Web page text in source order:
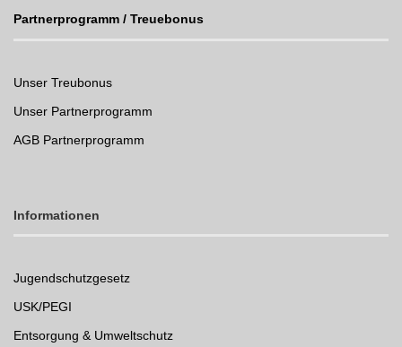
Partnerprogramm / Treuebonus
Unser Treubonus
Unser Partnerprogramm
AGB Partnerprogramm
Informationen
Jugendschutzgesetz
USK/PEGI
Entsorgung & Umweltschutz